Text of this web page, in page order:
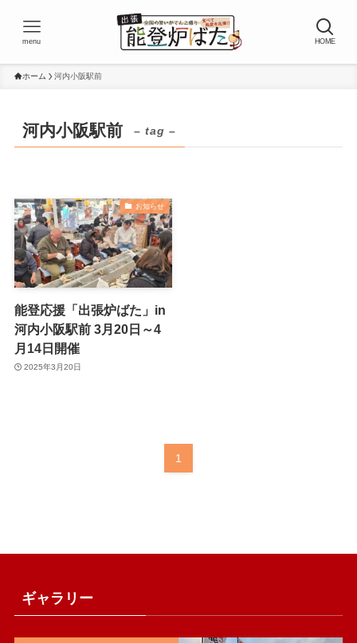
HOME
menu
ホーム 河内小阪駅前
河内小阪駅前 – tag –
お知らせ
能登応援「出張炉ばた」in
河内小阪駅前 3月20日～4
月14日開催
2025年3月20日
1
ギャラリー